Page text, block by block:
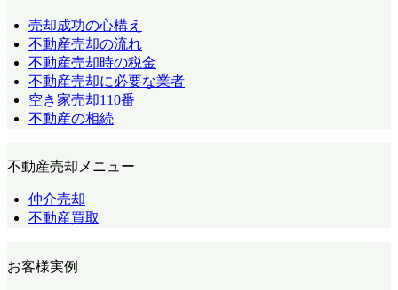
売却成功の心構え
不動産売却の流れ
不動産売却時の税金
不動産売却に必要な業者
空き家売却110番
不動産の相続
不動産売却メニュー
仲介売却
不動産買取
お客様実例